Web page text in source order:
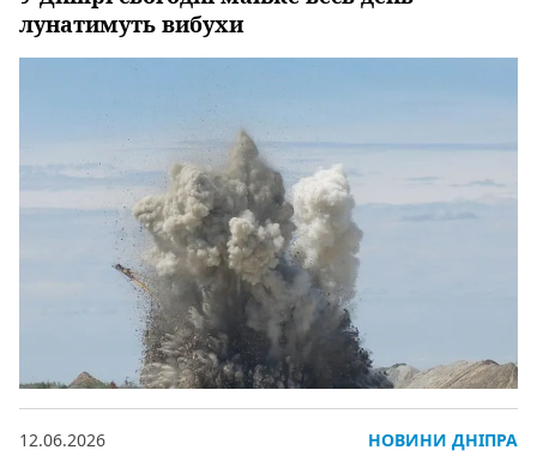
лунатимуть вибухи
12.06.2026 НОВИНИ ДНІПРА